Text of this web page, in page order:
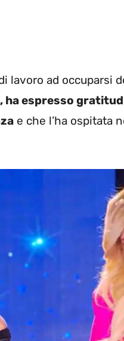
lavoro ad occuparsi
ha espresso
e che l’ha ospitata